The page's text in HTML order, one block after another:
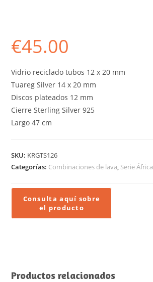
€45.00
Vidrio reciclado tubos 12 x 20 mm
Tuareg Silver 14 x 20 mm
Discos plateados 12 mm
Cierre Sterling Silver 925
Largo 47 cm
SKU: KRGTS126
Categorías: Combinaciones de lava, Serie África
Productos relacionados